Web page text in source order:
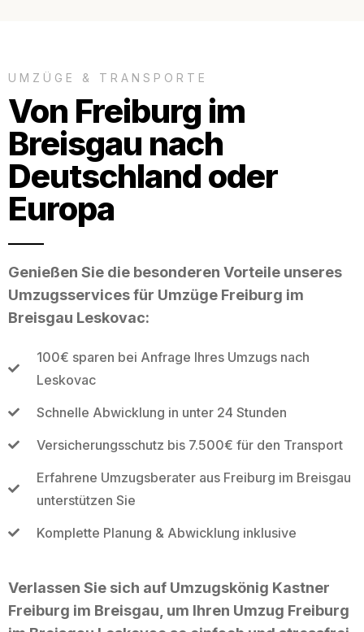
UMZÜGE & TRANSPORTE
Von Freiburg im
Breisgau nach
Deutschland oder
Europa
Genießen Sie die besonderen Vorteile unseres
Umzugsservices für Umzüge Freiburg im
Breisgau Leskovac:
100€ sparen bei Anfrage Ihres Umzugs nach
Leskovac
Schnelle Abwicklung in unter 24 Stunden
Versicherungsschutz bis 7.500€ für den Transport
Erfahrene Umzugsberater aus Freiburg im Breisgau
unterstützen Sie
Komplette Planung & Abwicklung inklusive
Verlassen Sie sich auf Umzugskönig Kastner
Freiburg im Breisgau, um Ihren Umzug Freiburg